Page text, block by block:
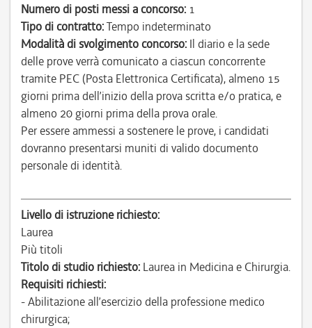
Numero di posti messi a concorso: 1
Tipo di contratto:Tempo indeterminato
Modalità di svolgimento concorso: Il diario e la sede
delle prove verrà comunicato a ciascun concorrente
tramite PEC (Posta Elettronica Certificata), almeno 15
giorni prima dell’inizio della prova scritta e/o pratica, e
almeno 20 giorni prima della prova orale.
Per essere ammessi a sostenere le prove, i candidati
dovranno presentarsi muniti di valido documento
personale di identità.
Livello di istruzione richiesto:
Laurea
Più titoli
Titolo di studio richiesto: Laurea in Medicina e Chirurgia.
Requisiti richiesti:
- Abilitazione all’esercizio della professione medico
chirurgica;